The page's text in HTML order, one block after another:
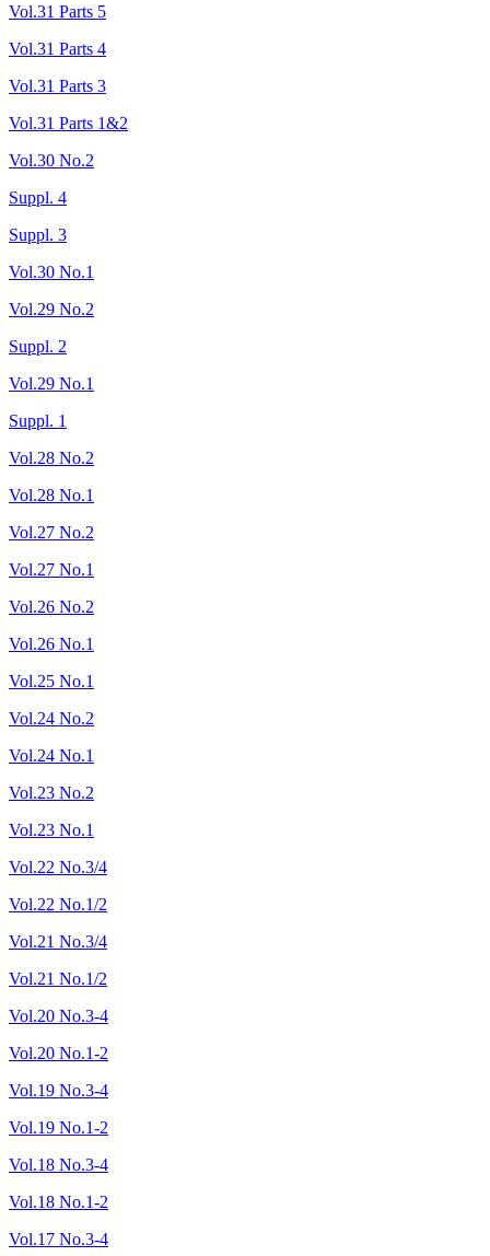
Vol.31 Parts 5
Vol.31 Parts 4
Vol.31 Parts 3
Vol.31 Parts 1&2
Vol.30 No.2
Suppl. 4
Suppl. 3
Vol.30 No.1
Vol.29 No.2
Suppl. 2
Vol.29 No.1
Suppl. 1
Vol.28 No.2
Vol.28 No.1
Vol.27 No.2
Vol.27 No.1
Vol.26 No.2
Vol.26 No.1
Vol.25 No.1
Vol.24 No.2
Vol.24 No.1
Vol.23 No.2
Vol.23 No.1
Vol.22 No.3/4
Vol.22 No.1/2
Vol.21 No.3/4
Vol.21 No.1/2
Vol.20 No.3-4
Vol.20 No.1-2
Vol.19 No.3-4
Vol.19 No.1-2
Vol.18 No.3-4
Vol.18 No.1-2
Vol.17 No.3-4